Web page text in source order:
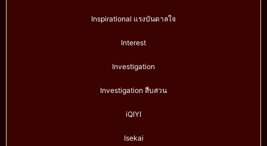
Inspirational แรงบันดาลใจ
Interest
Investigation
Investigation สืบสวน
iQIYI
Isekai